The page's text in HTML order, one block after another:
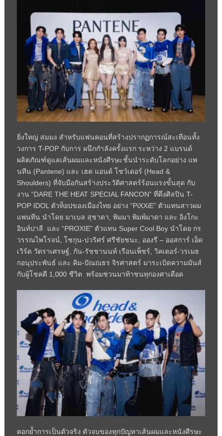
ยิ่งใหญ่ สมมง สำหรับแฟนคอนที่สร้างปรากฏการณ์สะเทือนทั้ง
วงการ T-POP กับการ ผนึกกำลังครั้งแรก ระหว่าง 2 แบรนด์
ผลิตภัณฑ์ดูแลเส้นผมและหนังศีรษะชั้นนำระดับโลกอย่าง แพ
นทีน (Pantene) และ เฮด แอนด์ โชว์เดอร์ (Head &
Shoulders) ที่จับมือกันสร้างประวัติศาสตร์ร้อนแรงขั้นสุด กับ
งาน “DARE THE HEAT SPECIAL FANCON” ที่ดึงศิลปิน T-
POP IDOL ตัวท็อปของเมืองไทย อย่าง “PiXXiE” ตัวแทนสาวผม
แพนทีน นำโดย มาเบล สุชาดา, พิมมา พิมพ์มาดา และ อิงโกะ
อินท์ปาลี และ “PROXIE” ตัวแทน Super Cool Boy นำโดย กร
วรรณไพโรจน์, โชกุน-ปวริศร์ ศรีชัยชนะ, อองรี – ออสการ์ เอ็ด
เวิร์ด วัตราเศรษฐ์, กัน-รัชชานนท์ เรือนเพ็ชร์, วิคเตอร์-วรเมธ
กอนุประพันธ์ และ คิม-ปัณณธร จิรศาสตร์ มาระเบิดความมันส์
กับผู้โชคดี 1,000 ชีวิต พร้อมชวนมาท้าชนทุกองศาเดือด
ตอกย้ำการเป็นตัวจริง ตัวจบของทุกปัญหาเส้นผมและหนังศีรษะ